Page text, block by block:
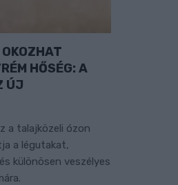
OKOZHAT
HŐSÉG: A
ÚJ
a talajközeli ózon
a légutakat,
különösen veszélyes